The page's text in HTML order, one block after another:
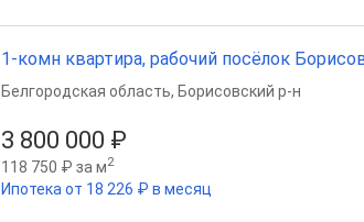
1-комн квартира, рабочий посёлок
3 800 000 ₽
118 750 ₽ за м2
Ипотека от 18 226 ₽ в месяц
Белгородская область, Борисовский р-н